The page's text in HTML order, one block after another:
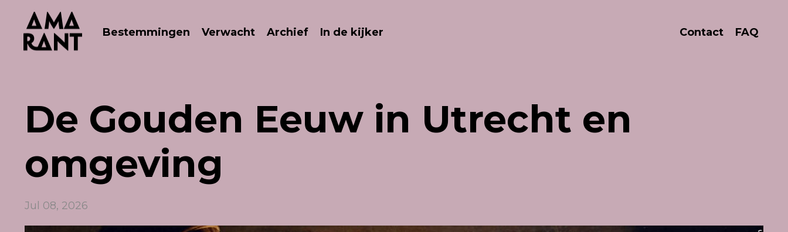
Bestemmingen Verwacht Archief In de kijker Contact FAQ
De Gouden Eeuw in Utrecht en
omgeving
Jul 08, 2026